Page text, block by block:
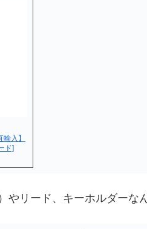
入】
ド]
やリード、キーホルダーな